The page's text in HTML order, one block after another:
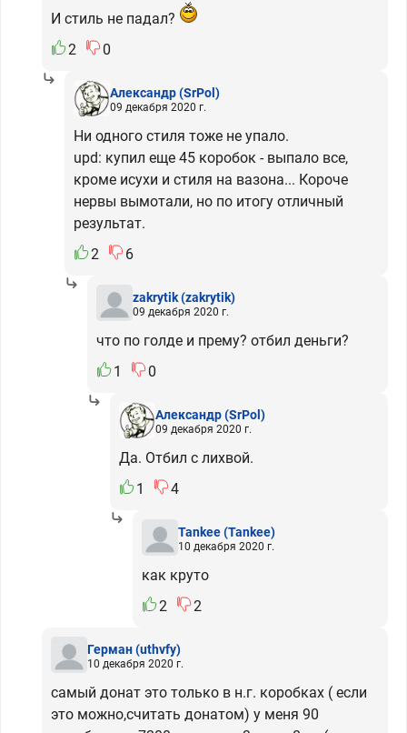
И стиль не падал?
2
0
Александр(SrPol)
09 декабря 2020 г.
Ни одного стиля тоже не упало.
upd: купил еще 45 коробок - выпало все,
кроме исухи и стиля на вазона... Короче
нервы вымотали, но по итогу отличный
результат.
2
6
zakrytik(zakrytik)
09 декабря 2020 г.
что по голде и прему? отбил деньги?
1
0
Александр(SrPol)
09 декабря 2020 г.
Да. Отбил с лихвой.
1
4
Tankee(Tankee)
10 декабря 2020 г.
как круто
2
2
Герман(uthvfy)
10 декабря 2020 г.
самый донат это только в н.г. коробках ( если
это можно,считать донатом) у меня 90